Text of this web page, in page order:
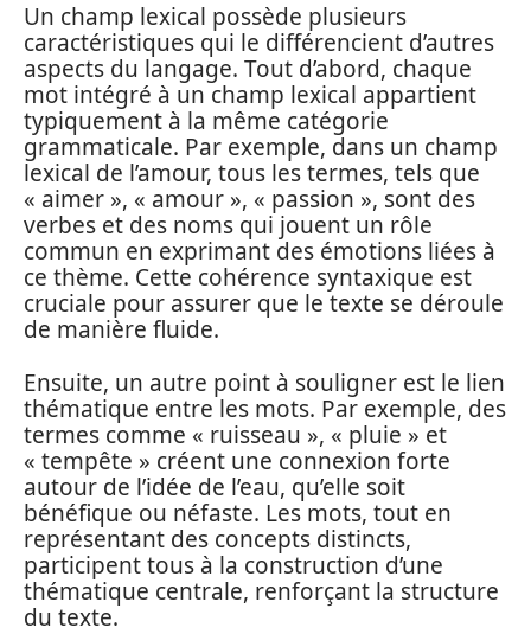
Un champ lexical possède plusieurs
caractéristiques qui le différencient d’autres
aspects du langage. Tout d’abord, chaque
mot intégré à un champ lexical appartient
typiquement à la même catégorie
grammaticale. Par exemple, dans un champ
lexical de l’amour, tous les termes, tels que
« aimer », « amour », « passion », sont des
verbes et des noms qui jouent un rôle
commun en exprimant des émotions liées à
ce thème. Cette cohérence syntaxique est
cruciale pour assurer que le texte se déroule
de manière fluide.
Ensuite, un autre point à souligner est le lien
thématique entre les mots. Par exemple, des
termes comme « ruisseau », « pluie » et
« tempête » créent une connexion forte
autour de l’idée de l’eau, qu’elle soit
bénéfique ou néfaste. Les mots, tout en
représentant des concepts distincts,
participent tous à la construction d’une
thématique centrale, renforçant la structure
du texte.